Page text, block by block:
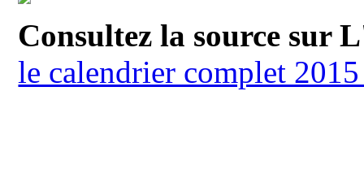
Consultez la source sur
le calendrier complet